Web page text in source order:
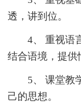
透，讲到位。
4、 重视语
结合语境，提供
5、 课堂教
己的思想。